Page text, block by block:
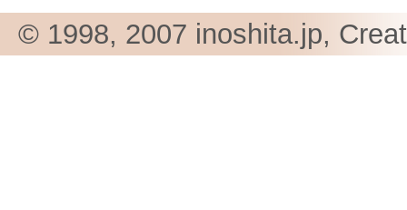
© 1998, 2007 inoshita.jp,